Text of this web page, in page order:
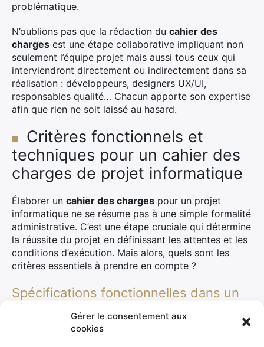
Gérer le consentement aux
cookies
problématique.
N’oublions pas que la rédaction du cahier des
charges est une étape collaborative impliquant non
seulement l’équipe projet mais aussi tous ceux qui
interviendront directement ou indirectement dans sa
réalisation : développeurs, designers UX/UI,
responsables qualité… Chacun apporte son expertise
afin que rien ne soit laissé au hasard.
Critères fonctionnels et
techniques pour un cahier des
charges de projet informatique
Élaborer un cahier des charges pour un projet
informatique ne se résume pas à une simple formalité
administrative. C’est une étape cruciale qui détermine
la réussite du projet en définissant les attentes et les
conditions d’exécution. Mais alors, quels sont les
critères essentiels à prendre en compte ?
Spécifications fonctionnelles dans un
projet informatique